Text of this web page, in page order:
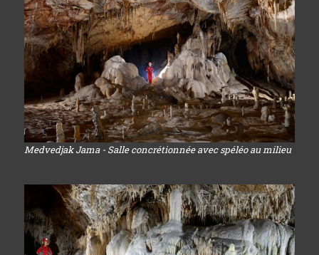
Medvedjak Jama - Salle concrétionnée avec spéléo au milieu